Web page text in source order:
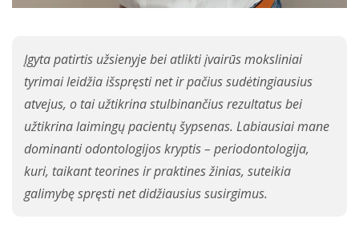
Įgyta patirtis užsienyje bei atlikti įvairūs moksliniai
tyrimai leidžia išspręsti net ir pačius sudėtingiausius
atvejus, o tai užtikrina stulbinančius rezultatus bei
užtikrina laimingų pacientų šypsenas. Labiausiai mane
dominanti odontologijos kryptis – periodontologija,
kuri, taikant teorines ir praktines žinias, suteikia
galimybę spręsti net didžiausius susirgimus.